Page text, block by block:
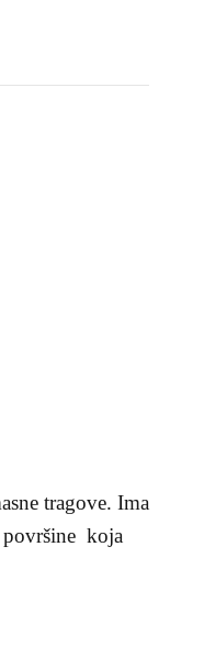
tragove. Ima
površine koja